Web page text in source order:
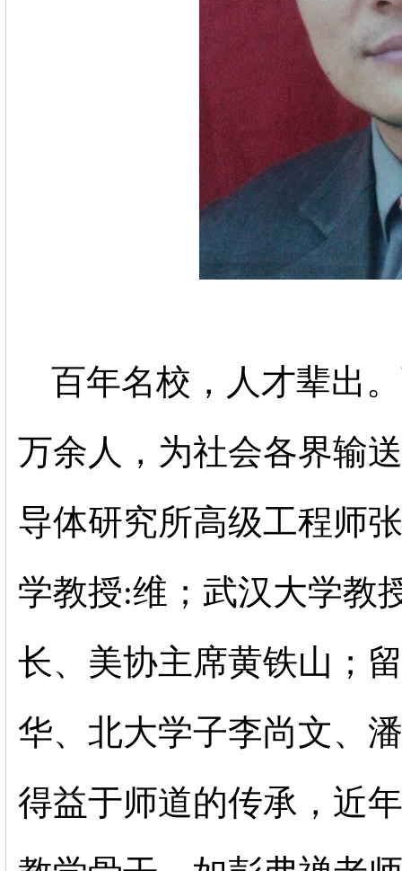
百年名校，人才辈出
万余人，为社会各界输
导体研究所高级工程师
学教授:维；武汉大学教
长、美协主席黄铁山；
华、北大学子李尚文、
得益于师道的传承，近